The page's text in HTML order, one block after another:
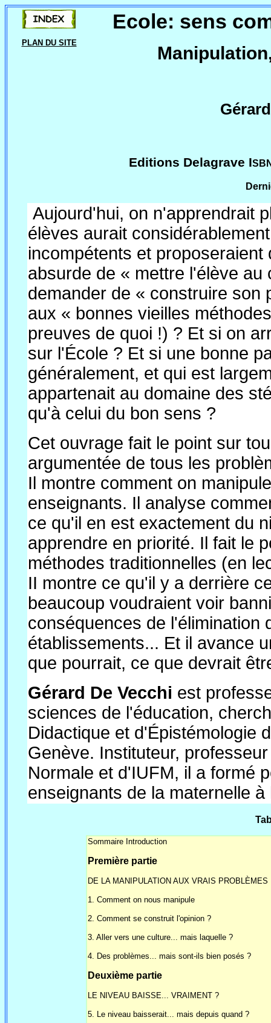
PLAN DU SITE
Ecole: sens
Editions Delagrave I
Aujourd'hui, on n'apprendrait
élèves aurait
incompétents et
absurde de « mettre l'élève
demander de « construire son
aux « bonnes vieilles
preuves de quoi !) ? Et si on
sur l'École ? Et si une bonne
généralement, et qui est
appartenait au domaine des
qu'à celui du bon sens ?
Cet ouvrage fait le point sur
argumentée de tous les
Il montre comment on
enseignants. Il analyse
ce qu'il en est exactement du
apprendre en priorité. Il fait le
méthodes traditionnelles (en
II montre ce qu'il y a derrière
beaucoup voudraient voir
conséquences de l'élimination
établissements... Et il avance
que pourrait, ce que devrait
Gérard De Vecchi est
sciences de l'éducation,
Didactique et d'Épistémologie
Genève. Instituteur,
Normale et d'IUFM, il a formé
enseignants de la maternelle
Sommaire Introduction
Première partie
DE LA MANIPULATION AUX VRAIS PROBLÈMES
1. Comment on nous manipule
2. Comment se construit l'opinion ?
3. Aller vers une culture... mais laquelle ?
4. Des problèmes... mais sont-ils bien posés ?
Deuxième partie
LE NIVEAU BAISSE... VRAIMENT ?
5. Le niveau baisserait... mais depuis quand ?